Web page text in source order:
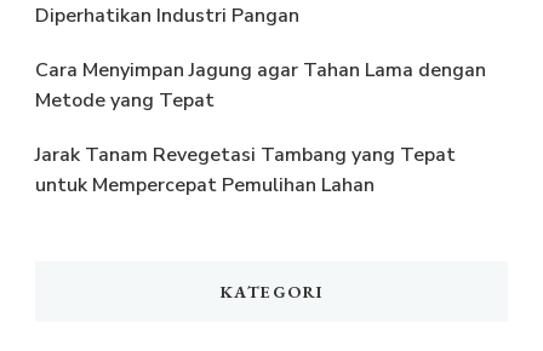
Diperhatikan Industri Pangan
Cara Menyimpan Jagung agar Tahan Lama dengan
Metode yang Tepat
Jarak Tanam Revegetasi Tambang yang Tepat
untuk Mempercepat Pemulihan Lahan
KATEGORI